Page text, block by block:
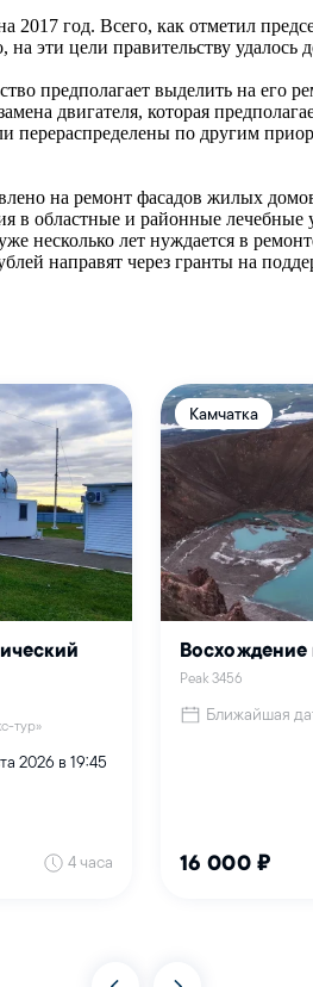
год. Всего, как отметил
цели правительству удалось
предполагает выделить на его
двигателя, которая
перераспределены по другим
на ремонт фасадов жилых
в областные и районные
несколько лет нуждается в
направят через гранты на